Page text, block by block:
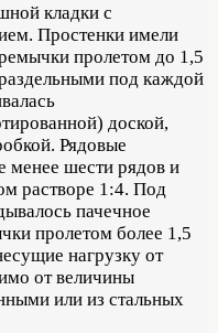
кладки с
Простенки имели
пролетом до 1,5
под каждой
доской,
Рядовые
менее шести рядов и
растворе 1:4. Под
пачечное
пролетом более 1,5
нагрузку от
от величины
или из стальных